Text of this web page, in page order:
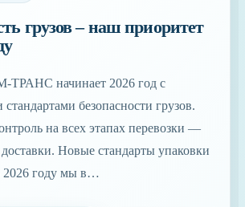
грузов – наш приоритет
ТРАНС начинает 2026 год с
безопасности грузов.
на всех этапах перевозки —
доставки. Новые стандарты упаковки
2026 году мы в…